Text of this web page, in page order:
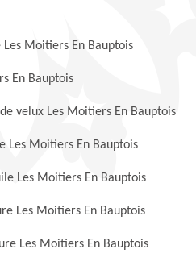
Moitiers En Bauptois
En Bauptois
velux Les Moitiers En Bauptois
Les Moitiers En Bauptois
Les Moitiers En Bauptois
Les Moitiers En Bauptois
Les Moitiers En Bauptois